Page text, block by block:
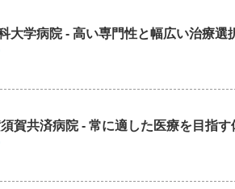
大学病院 - 高い専門性と幅広い治療
賀共済病院 - 常に適した医療を目指